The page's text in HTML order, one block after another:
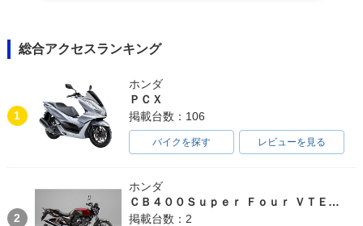
総合アクセスランキング
1
ホンダ
ＰＣＸ
掲載台数：106
バイクを探す レビューを見る
2
ホンダ
ＣＢ４００Ｓｕｐｅｒ Ｆｏｕｒ ＶＴＥＣ ＳＰＥＣ３
掲載台数：2